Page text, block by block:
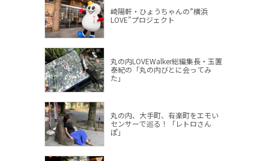
崎陽軒・ひょうちゃんの”横浜
LOVE”プロジェクト
丸の内LOVEWalker総編集長・玉置
泰紀の「丸の内びとに会ってみ
た」
丸の内、大手町、有楽町をエモい
センサーで巡る！「レトロさん
ぽ」